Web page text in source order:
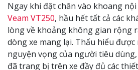
Ngay khi đặt chân vào khoang
Veam VT250, hầu hết tất cả các
lòng về khoảng không gian rộng
dòng xe mang lại. Thấu hiểu
nguyện vọng của người tiêu
đã trang bị trên xe đầy đủ các